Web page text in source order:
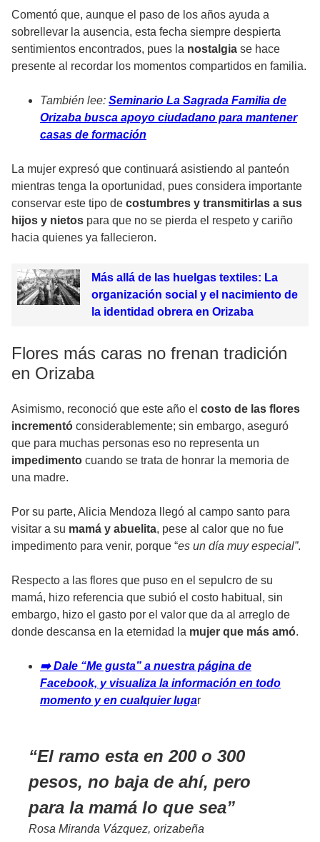
Comentó que, aunque el paso de los años ayuda a
sobrellevar la ausencia, esta fecha siempre despierta
sentimientos encontrados, pues la nostalgia se hace
presente al recordar los momentos compartidos en familia.
También lee: Seminario La Sagrada Familia de
Orizaba busca apoyo ciudadano para mantener
casas de formación
La mujer expresó que continuará asistiendo al panteón
mientras tenga la oportunidad, pues considera importante
conservar este tipo de costumbres y transmitirlas a sus
hijos y nietos para que no se pierda el respeto y cariño
hacia quienes ya fallecieron.
Más allá de las huelgas textiles: La
organización social y el nacimiento de
la identidad obrera en Orizaba
Flores más caras no frenan tradición
en Orizaba
Asimismo, reconoció que este año el costo de las flores
incrementó considerablemente; sin embargo, aseguró
que para muchas personas eso no representa un
impedimento cuando se trata de honrar la memoria de
una madre.
Por su parte, Alicia Mendoza llegó al campo santo para
visitar a su mamá y abuelita, pese al calor que no fue
impedimento para venir, porque “es un día muy especial”.
Respecto a las flores que puso en el sepulcro de su
mamá, hizo referencia que subió el costo habitual, sin
embargo, hizo el gasto por el valor que da al arreglo de
donde descansa en la eternidad la mujer que más amó.
➡️ Dale “Me gusta” a nuestra página de
Facebook, y visualiza la información en todo
momento y en cualquier lugar
El ramo esta en 200 o 300
pesos, no baja de ahí, pero
para la mamá lo que sea
Rosa Miranda Vázquez, orizabeña